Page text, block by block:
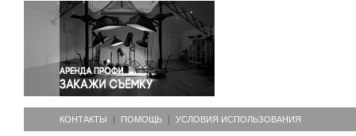
Спорт
Экология
Экономика и бизнес
КОНТАКТЫ ПОМОЩЬ УСЛОВИЯ ИСПОЛЬЗОВАНИЯ